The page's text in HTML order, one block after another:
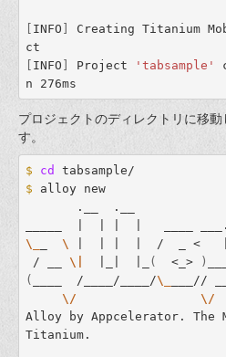
[ INFO ]
Creating Titanium
[ INFO ] Project 'tabsample'
プロジェクトのディレクトリに移
す。
$ cd
$ alloy new
\_
\
|  | |  |  /  _ <
/ __ \| (
  <_>
)
( ____  /____/____/\_
___//
\/
\/
Alloy by Appcelerator. The
Titanium.